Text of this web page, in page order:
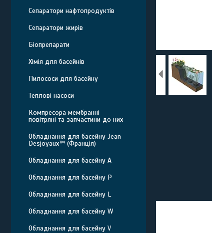
Сепаратори нафтопродуктів
Сепаратори жирів
Біопрепарати
Хімія для басейнів
Пилососи для басейну
Теплові насоси
Компресора мембранні
повітряні та запчастини до них
Обладнання для басейну Jean
Desjoyaux™ (Франція)
Обладнання для басейну A
Обладнання для басейну P
Обладнання для басейну L
Обладнання для басейну W
Обладнання для басейну V